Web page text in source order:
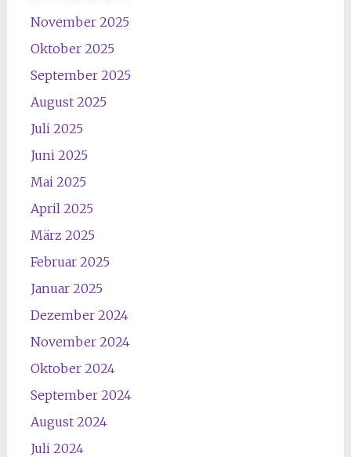
November 2025
Oktober 2025
September 2025
August 2025
Juli 2025
Juni 2025
Mai 2025
April 2025
März 2025
Februar 2025
Januar 2025
Dezember 2024
November 2024
Oktober 2024
September 2024
August 2024
Juli 2024